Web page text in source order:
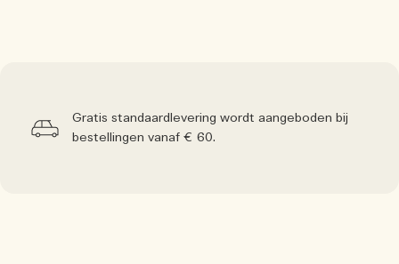
Gratis standaardlevering wordt aangeboden bij
bestellingen vanaf € 60.